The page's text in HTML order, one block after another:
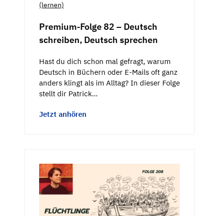
(lernen)
Premium-Folge 82 – Deutsch
schreiben, Deutsch sprechen
Hast du dich schon mal gefragt, warum
Deutsch in Büchern oder E-Mails oft ganz
anders klingt als im Alltag? In dieser Folge
stellt dir Patrick…
Jetzt anhören